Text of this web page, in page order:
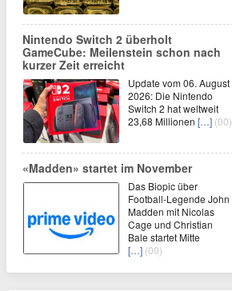
Nintendo Switch 2 überholt
GameCube: Meilenstein schon nach
kurzer Zeit erreicht
Update vom 06. August
2026: Die Nintendo
Switch 2 hat weltweit
23,68 Millionen […] (00)
«Madden» startet im November
Das Biopic über
Football-Legende John
Madden mit Nicolas
Cage und Christian
Bale startet Mitte
[…] (00)